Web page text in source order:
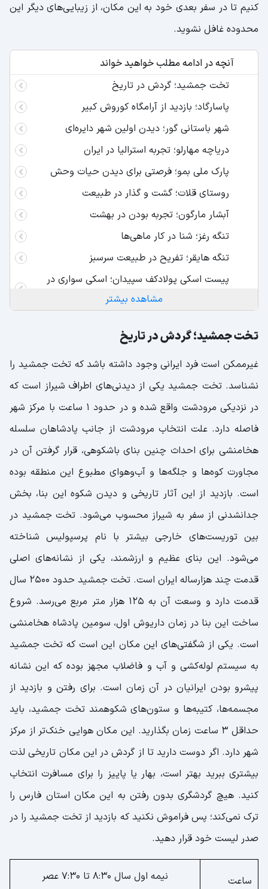
کنیم تا در سفر بعدی خود به این مکان، از زیبایی‌های دیگر این
محدوده غافل نشوید.
آنچه در ادامه مطلب خواهید خواند
تخت جمشید؛ گردش در تاریخ
پاسارگاد؛ بازدید از آرامگاه کوروش کبیر
شهر باستانی گور؛ دیدن اولین شهر دایره‌ای
دریاچه مهارلو؛ تجربه استرالیا در ایران
پارک ملی بمو؛ فرصتی برای دیدن حیات وحش
روستای قلات؛ گشت و گذار در طبیعت
آبشار مارگون؛ تجربه بودن در بهشت
تنگه رغز؛ شنا در کار ماهی‌ها
تنگه هایقر؛ تفریح در طبیعت سرسبز
پیست اسکی پولادکف سپیدان؛ اسکی سواری در
مشاهده بیشتر
تخت جمشید؛ گردش در تاریخ
غیرممکن است فرد ایرانی وجود داشته باشد که تخت جمشید را
نشناسد. تخت جمشید یکی از دیدنی‌های اطراف شیراز است که
در نزدیکی مرودشت واقع شده و در حدود 1 ساعت با مرکز شهر
فاصله دارد. علت انتخاب مرودشت از جانب پادشاهان سلسله
هخامنشی برای احداث چنین بنای باشکوهی، قرار گرفتن آن در
مجاورت کوه‌ها و جلگه‌ها و آب‌و‌هوای مطبوع این منطقه بوده
است. بازدید از این آثار تاریخی و دیدن شکوه این بنا، بخش
جدانشدنی از سفر به شیراز محسوب می‌شود. تخت جمشید در
بین توریست‌های خارجی بیشتر با نام پرسپولیس شناخته
می‌شود. این بنای عظیم و ارزشمند، یکی از نشانه‌های اصلی
قدمت چند هزارساله ایران است. تخت جمشید حدود ۲۵۰۰ سال
قدمت دارد و وسعت آن به ۱۲۵ هزار متر مربع می‌رسد. شروع
ساخت این بنا در زمان داریوش اول، سومین پادشاه هخامنشی
است. یکی از شگفتی‌های این مکان این است که تخت جمشید
به سیستم لوله‌کشی و آب و فاضلاب مجهز بوده که این نشانه
پیشرو بودن ایرانیان در آن زمان است. برای رفتن و بازدید از
مجسمه‌ها، کتیبه‌ها و ستون‌های شکوهمند تخت جمشید، باید
حداقل 3 ساعت زمان بگذارید. این مکان هوایی خنک‌تر از مرکز
شهر دارد. اگر دوست دارید تا از گردش در این مکان تاریخی لذت
بیشتری ببرید بهتر است، بهار یا پاییز را برای مسافرت انتخاب
کنید. هیچ گردشگری بدون رفتن به این مکان استان فارس را
ترک نمی‌کند؛ پس فراموش نکنید که بازدید از تخت جمشید را در
صدر لیست خود قرار دهید.
ساعت
نیمه اول سال ۸:۳۰ تا ۷:۳۰ عصر